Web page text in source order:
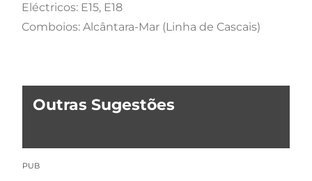
Eléctricos: E15, E18
Comboios: Alcântara-Mar (Linha de Cascais)
Outras Sugestões
PUB